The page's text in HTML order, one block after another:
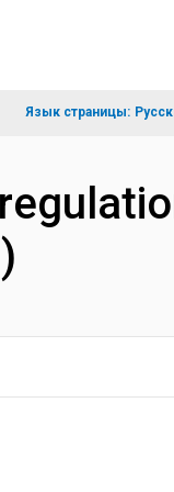
Язык страницы: